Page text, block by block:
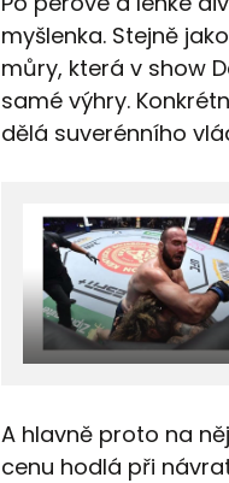
myšlenka. Stejně
můry, která v show
samé výhry.
dělá suverénního
A hlavně proto na
cenu hodlá při